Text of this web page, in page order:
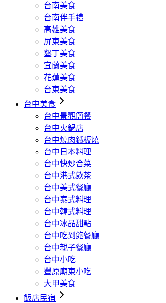
台南美食
台南伴手禮
高雄美食
屏東美食
墾丁美食
宜蘭美食
花蓮美食
台東美食
台中美食
台中景觀簡餐
台中火鍋店
台中燒肉鐵板燒
台中日本料理
台中快炒合菜
台中港式飲茶
台中美式餐廳
台中泰式料理
台中韓式料理
台中冰品甜點
台中吃到飽餐廳
台中親子餐廳
台中小吃
豐原廟東小吃
大甲美食
飯店民宿